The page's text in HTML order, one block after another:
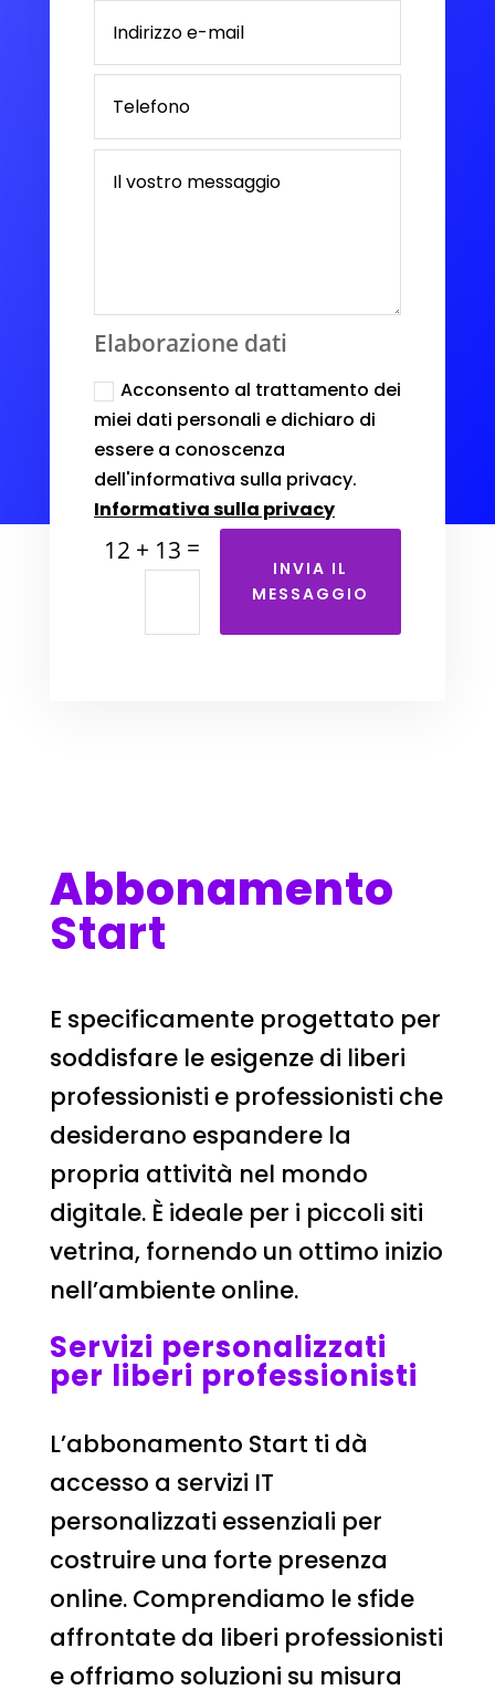
Elaborazione dati
Acconsento al trattamento dei
miei dati personali e dichiaro di
essere a conoscenza
dell'informativa sulla privacy.
Informativa sulla privacy
12 + 13 =
INVIA IL
MESSAGGIO
Abbonamento
Start
E specificamente progettato per
soddisfare le esigenze di liberi
professionisti e professionisti che
desiderano espandere la
propria attività nel mondo
digitale. È ideale per i piccoli siti
vetrina, fornendo un ottimo inizio
nell’ambiente online.
Servizi personalizzati
per liberi professionisti
L’abbonamento Start ti dà
accesso a servizi IT
personalizzati essenziali per
costruire una forte presenza
online. Comprendiamo le sfide
affrontate da liberi professionisti
e offriamo soluzioni su misura